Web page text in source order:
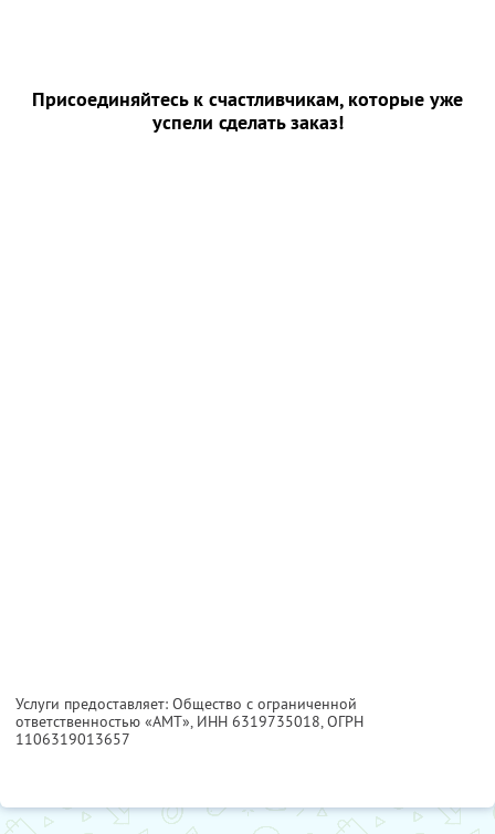
Присоединяйтесь к счастливчикам, которые уже
успели сделать заказ!
Услуги предоставляет: Общество с ограниченной
ответственностью «АМТ», ИНН 6319735018, ОГРН
1106319013657